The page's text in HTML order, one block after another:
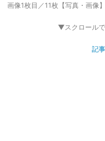
画像1枚目／11枚 【写真・画像
▼スクロール
記